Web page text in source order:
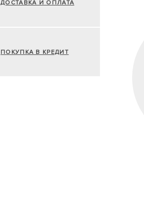
ДОСТАВКА И ОПЛАТА
ПОКУПКА В КРЕДИТ